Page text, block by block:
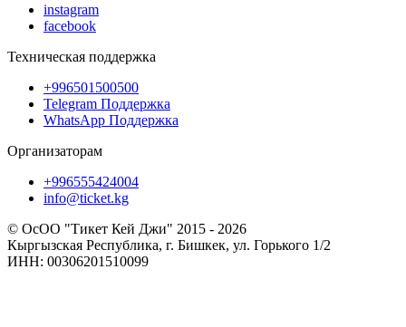
instagram
facebook
Техническая поддержка
+996501500500
Telegram Поддержка
WhatsApp Поддержка
Организаторам
+996555424004
info@ticket.kg
© ОсОО "Тикет Кей Джи" 2015 - 2026
Кыргызская Республика, г. Бишкек, ул. Горького 1/2
ИНН: 00306201510099